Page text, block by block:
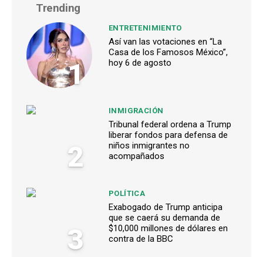
Trending
1
ENTRETENIMIENTO
Así van las votaciones en “La
Casa de los Famosos México”,
hoy 6 de agosto
2
INMIGRACIÓN
Tribunal federal ordena a Trump
liberar fondos para defensa de
niños inmigrantes no
acompañados
3
POLÍTICA
Exabogado de Trump anticipa
que se caerá su demanda de
$10,000 millones de dólares en
contra de la BBC